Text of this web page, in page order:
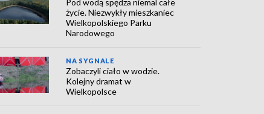
życie. Niezwykły mieszkaniec
Wielkopolskiego Parku
Narodowego
NA SYGNALE
Zobaczyli ciało w wodzie.
Kolejny dramat w
Wielkopolsce